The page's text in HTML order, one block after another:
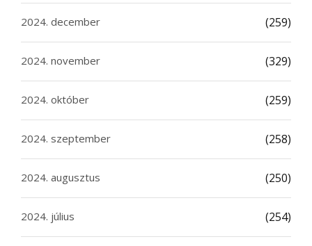
2024. december (259)
2024. november (329)
2024. október (259)
2024. szeptember (258)
2024. augusztus (250)
2024. július (254)